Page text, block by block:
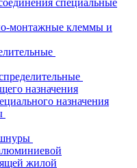
специальные
монтажные клеммы и
назначения
назначения
жилой